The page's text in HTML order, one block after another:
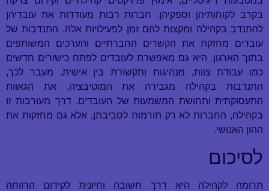
בקרב לקוחותיהן וספקיהן. חברות רבות מעודדות את עובדיהן
להתנדב בקהילה ומקצות להם זמן לפעילויות אלה. התנדבות של
עובדים מחזקת את הקשרים החברתיים והערכים המשותפים
בתוך הארגון. היא גם מאפשרת לעובדים לפתח כישורים חדשים
כמו עבודת צוות, מנהיגות ותקשורת בין אישית. מעבר לכך,
התנדבות בקהילה מגבירה את המוטיבציה, את הגאוות
התעסוקתית ותחושת המשמעות של העובדים. דרך מעורבות זו
בקהילה, החברות לא רק תורמות לסביבתן, אלא גם מחזקות את
ההון האנושי.
לסיכום
תרומה לקהילה היא דרך חשובה וחיונית לקידום הרווחה